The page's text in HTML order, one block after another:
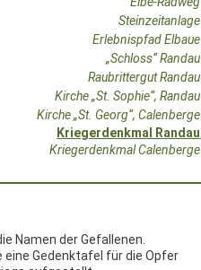
Steinzeitanlage
Erlebnispfad Elbaue
„Schloss“ Randau
Raubrittergut Randau
Kirche „St. Sophie“, Randau
Kirche „St. Georg“, Calenberge
Kriegerdenkmal Randau
Kriegerdenkmal Calenberge
Namen der Gefallenen.
eine Gedenktafel für die Opfer